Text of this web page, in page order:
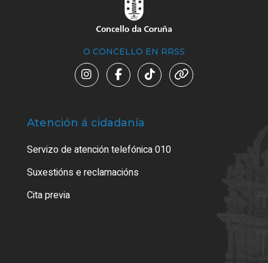
O CONCELLO EN RRSS
Atención á cidadanía
Servizo de atención telefónica 010
Suxestións e reclamacións
Cita previa